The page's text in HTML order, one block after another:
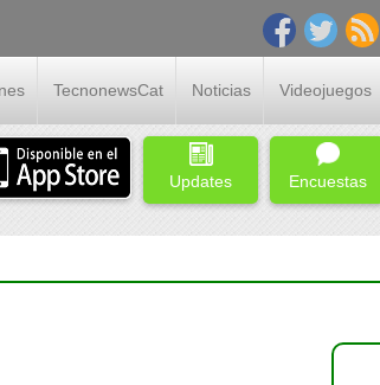
TecnonewsCat Noticias Videojuegos
Updates Encuestas